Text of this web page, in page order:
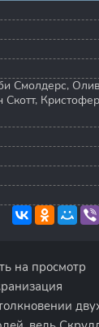
Смолдерс,
Скотт, Кристофер
на просмотр